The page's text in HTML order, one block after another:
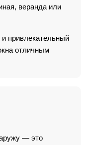
веранда или
привлекательный
отличным
— это